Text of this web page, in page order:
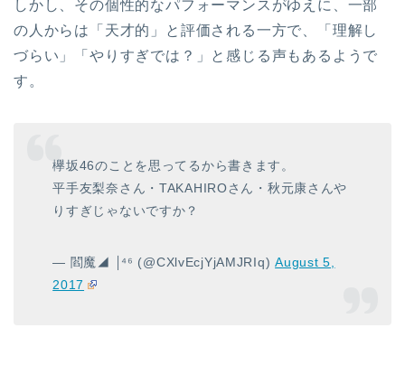
しかし、その個性的なパフォーマンスがゆえに、一部
の人からは「天才的」と評価される一方で、「理解し
づらい」「やりすぎでは？」と感じる声もあるようで
す。
欅坂46のことを思ってるから書きます。
平手友梨奈さん・TAKAHIROさん・秋元康さんや
りすぎじゃないですか？
— 閻魔◢ ￨⁴⁶ (@CXlvEcjYjAMJRIq)August 5,
2017